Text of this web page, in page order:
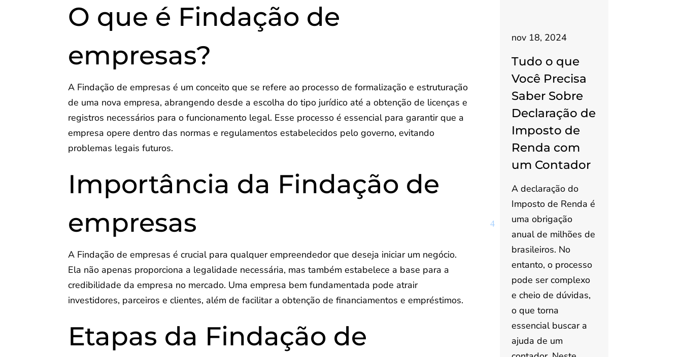
O que é Findação de
empresas?
A Findação de empresas é um conceito que se refere ao processo de formalização e estruturação
de uma nova empresa, abrangendo desde a escolha do tipo jurídico até a obtenção de licenças e
registros necessários para o funcionamento legal. Esse processo é essencial para garantir que a
empresa opere dentro das normas e regulamentos estabelecidos pelo governo, evitando
problemas legais futuros.
Importância da Findação de
empresas
A Findação de empresas é crucial para qualquer empreendedor que deseja iniciar um negócio.
Ela não apenas proporciona a legalidade necessária, mas também estabelece a base para a
credibilidade da empresa no mercado. Uma empresa bem fundamentada pode atrair
investidores, parceiros e clientes, além de facilitar a obtenção de financiamentos e empréstimos.
Etapas da Findação de
nov 18, 2024
Tudo o que
Você Precisa
Saber Sobre
Declaração de
Imposto de
Renda com
um Contador
A declaração do
Imposto de Renda é
uma obrigação
anual de milhões de
brasileiros. No
entanto, o processo
pode ser complexo
e cheio de dúvidas,
o que torna
essencial buscar a
ajuda de um